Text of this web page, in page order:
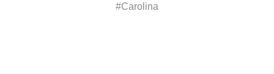
#Carolina